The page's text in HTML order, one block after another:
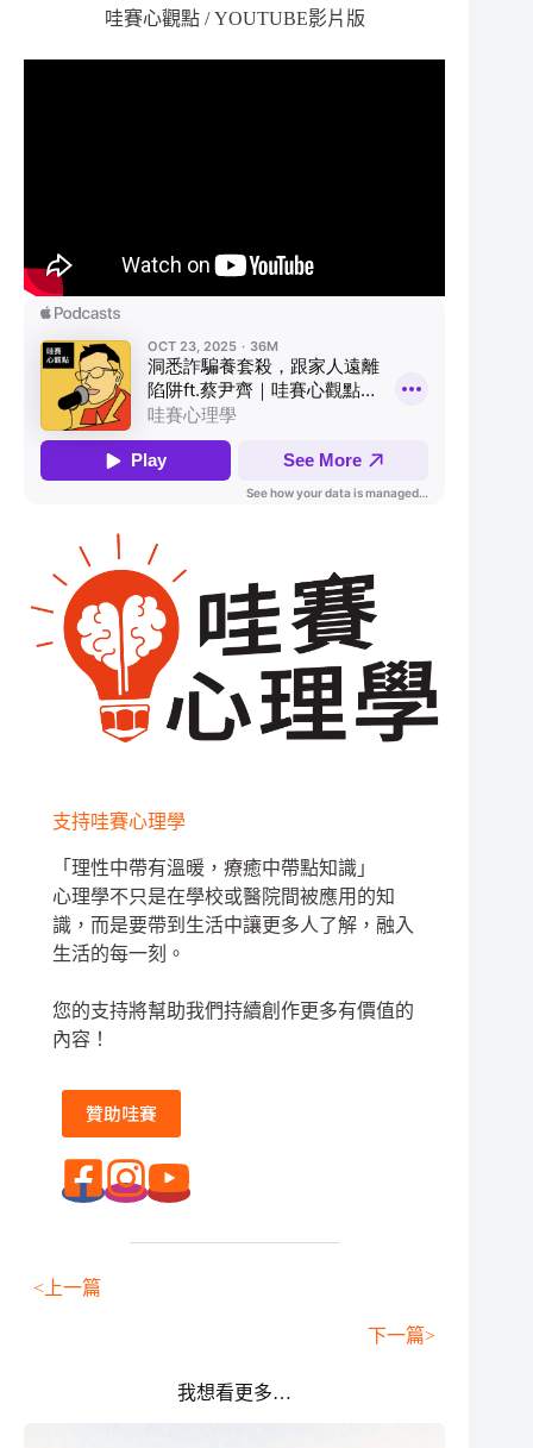
哇賽心觀點 / YOUTUBE影片版
支持哇賽心理學
「理性中帶有溫暖，療癒中帶點知識」
心理學不只是在學校或醫院間被應用的知
識，而是要帶到生活中讓更多人了解，融入
生活的每一刻。
您的支持將幫助我們持續創作更多有價值的
內容！
贊助哇賽
<上一篇
下一篇>
我想看更多…